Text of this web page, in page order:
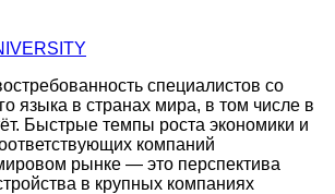
специалистов со
языка в странах мира, в том числе в
Быстрые темпы роста экономики и
компаний
рынке — это перспектива
в крупных компаниях